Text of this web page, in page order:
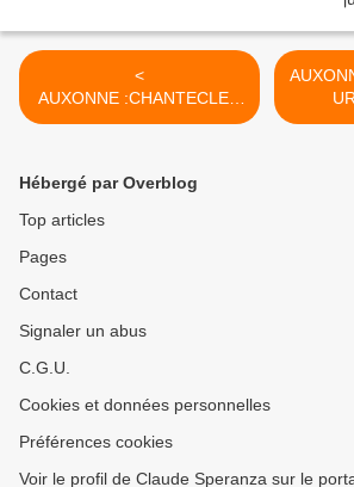
<
AUXONNE :CHANTECLER
A FAIT SILENCE, IL
négatif fondateur)
Hébergé par Overblog
Top articles
Pages
Contact
Signaler un abus
C.G.U.
Cookies et données personnelles
Préférences cookies
Voir le profil de Claude Speranza sur le